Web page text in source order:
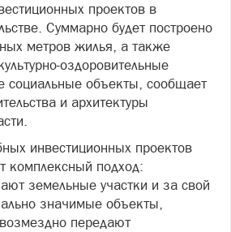
проектов в
Суммарно будет построено
метров жилья, а также
оздоровительные
социальные объекты, сообщает
и архитектуры
инвестиционных проектов
комплексный подход:
земельные участки и за свой
значимые объекты,
передают